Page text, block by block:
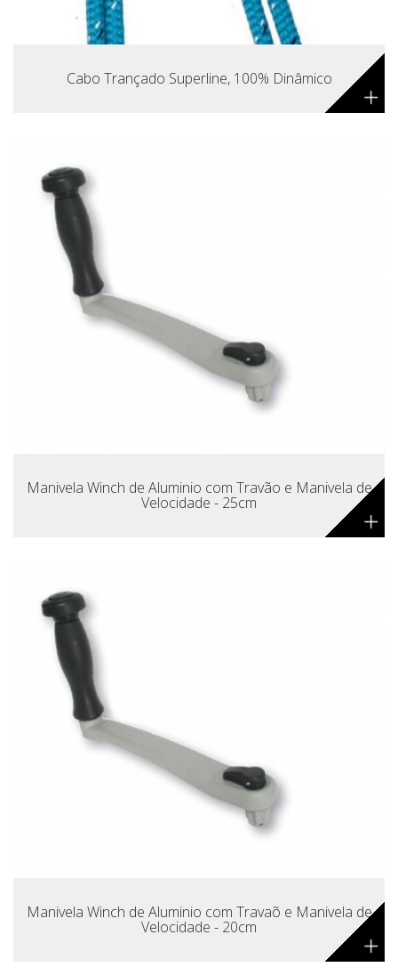
Cabo Trançado Superline, 100% Dinâmico +
Manivela Winch de Aluminio com Travão e Manivela de
Velocidade - 25cm +
Manivela Winch de Aluminio com Travaõ e Manivela de
Velocidade - 20cm +